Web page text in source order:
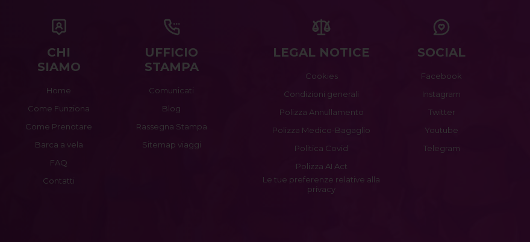
CHI
SIAMO
Home
Come Funziona
Come Prenotare
Barca a vela
FAQ
Contatti
UFFICIO
STAMPA
Comunicati
Blog
Rassegna Stampa
Sitemap viaggi
LEGAL NOTICE
Cookies
Condizioni generali
Polizza Annullamento
Polizza Medico-Bagaglio
Politica Covid
Polizza AI Act
Le tue preferenze relative alla
privacy
SOCIAL
Facebook
Instagram
Twitter
Youtube
Telegram